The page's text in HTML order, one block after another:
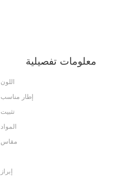
معلومات تفصيلية
إطار